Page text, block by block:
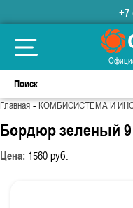
+7
Главная-КОМБИСИСТЕМА И
Бордюр зеленый 9
Цена: 1560руб.